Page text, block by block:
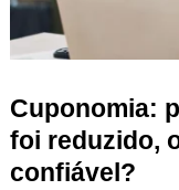
Cuponomia:
foi reduzido,
confiável?